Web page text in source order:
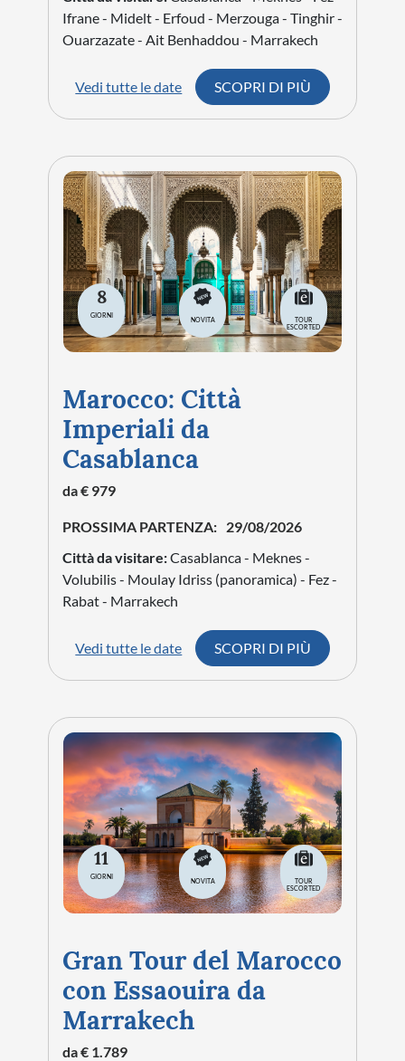
Ifrane - Midelt - Erfoud - Merzouga - Tinghir -
Ouarzazate - Ait Benhaddou - Marrakech
Vedi tutte le date SCOPRI DI PIÙ
8
GIORNI
NOVITA
TOUR
ESCORTED
Marocco: Città
Imperiali da
Casablanca
da € 979
PROSSIMA PARTENZA: 29/08/2026
Città da visitare:Casablanca - Meknes -
Volubilis - Moulay Idriss (panoramica) - Fez -
Rabat - Marrakech
Vedi tutte le date SCOPRI DI PIÙ
11
GIORNI
NOVITA
TOUR
ESCORTED
Gran Tour del Marocco
con Essaouira da
Marrakech
da € 1.789